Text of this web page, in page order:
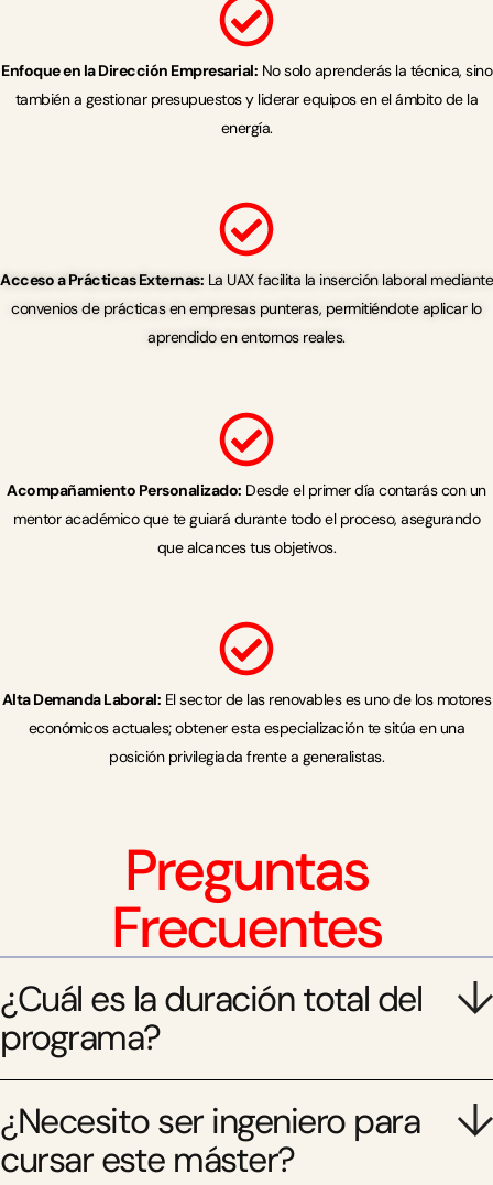
Enfoque en la Dirección Empresarial: No solo aprenderás la técnica, sino
también a gestionar presupuestos y liderar equipos en el ámbito de la
energía.
Acceso a Prácticas Externas: La UAX facilita la inserción laboral mediante
convenios de prácticas en empresas punteras, permitiéndote aplicar lo
aprendido en entornos reales.
Acompañamiento Personalizado: Desde el primer día contarás con un
mentor académico que te guiará durante todo el proceso, asegurando
que alcances tus objetivos.
Alta Demanda Laboral: El sector de las renovables es uno de los motores
económicos actuales; obtener esta especialización te sitúa en una
posición privilegiada frente a generalistas.
Preguntas
Frecuentes
¿Cuál es la duración total del
programa?
¿Necesito ser ingeniero para
cursar este máster?